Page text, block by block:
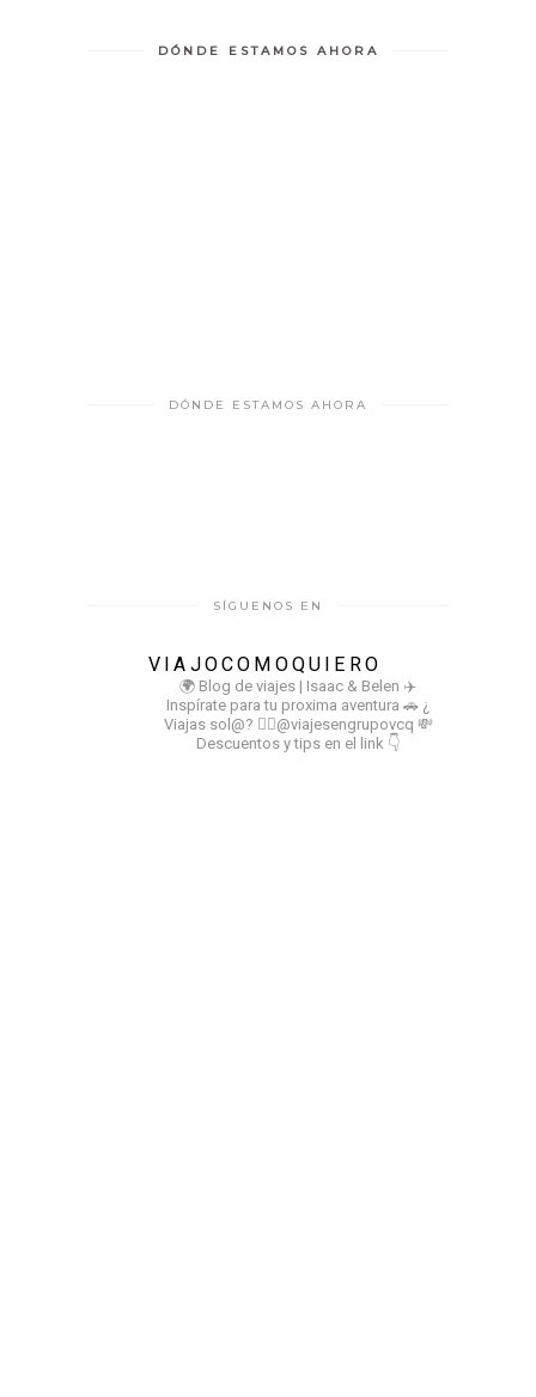
DÓNDE ESTAMOS AHORA
DÓNDE ESTAMOS AHORA
SÍGUENOS EN
VIAJOCOMOQUIERO
🌍 Blog de viajes | Isaac & Belen ✈️
Inspírate para tu proxima aventura 🚗 ¿
Viajas sol@? 👉🏻@viajesengrupovcq 💸
Descuentos y tips en el link 👇